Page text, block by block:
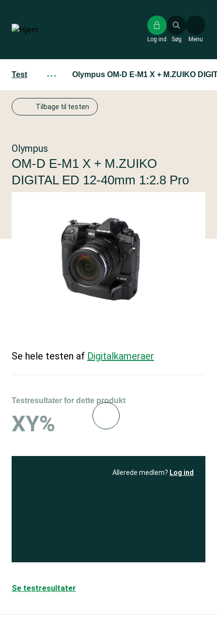
hovedindhold
Søg
Log ind Menu
Test ··· Olympus OM-D E-M1 X + M.ZUIKO
Tilbage til testen
Olympus
OM-D E-M1 X + M.ZUIKO
DIGITAL ED 12-40mm 1:2.8 Pro
Se hele testen af Digitalkameraer
Testresultater for dette produkt
XY%
Allerede medlem? Log ind
Se testresultater